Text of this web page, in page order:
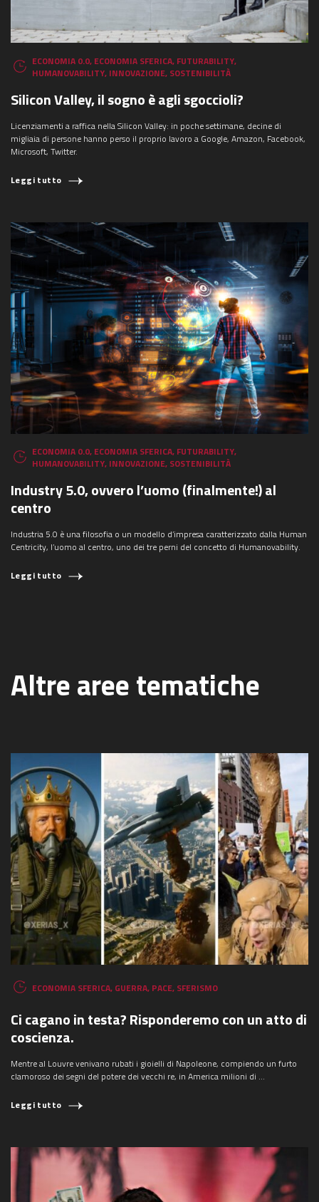
ECONOMIA 0.0, ECONOMIA SFERICA, FUTURABILITY,
HUMANOVABILITY, INNOVAZIONE, SOSTENIBILITÀ
Silicon Valley, il sogno è agli sgoccioli?
Licenziamenti a raffica nella Silicon Valley: in poche settimane, decine di
migliaia di persone hanno perso il proprio lavoro a Google, Amazon, Facebook,
Microsoft, Twitter.
Leggi tutto
ECONOMIA 0.0, ECONOMIA SFERICA, FUTURABILITY,
HUMANOVABILITY, INNOVAZIONE, SOSTENIBILITÀ
Industry 5.0, ovvero l’uomo (finalmente!) al
centro
Industria 5.0 è una filosofia o un modello d’impresa caratterizzato dalla Human
Centricity, l’uomo al centro, uno dei tre perni del concetto di Humanovability.
Leggi tutto
Altre aree tematiche
ECONOMIA SFERICA, GUERRA, PACE, SFERISMO
Ci cagano in testa? Risponderemo con un atto di
coscienza.
Mentre al Louvre venivano rubati i gioielli di Napoleone, compiendo un furto
clamoroso dei segni del potere dei vecchi re, in America milioni di ...
Leggi tutto